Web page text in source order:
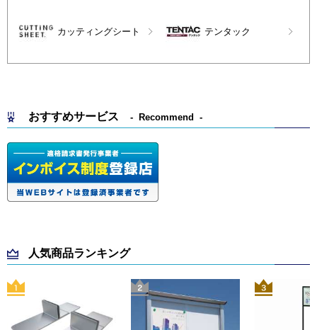
カッティングシート テンタック
おすすめサービス Recommend
人気商品ランキング